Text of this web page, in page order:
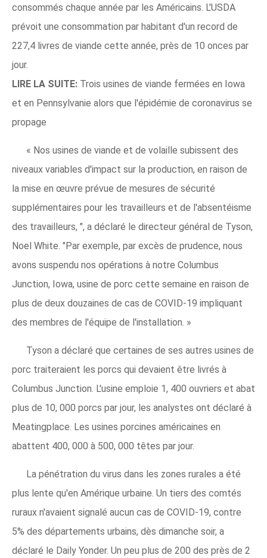
consommés chaque année par les Américains. L'USDA
prévoit une consommation par habitant d'un record de
227,4 livres de viande cette année, près de 10 onces par
jour.
LIRE LA SUITE: Trois usines de viande fermées en Iowa
et en Pennsylvanie alors que l'épidémie de coronavirus se
propage
« Nos usines de viande et de volaille subissent des
niveaux variables d'impact sur la production, en raison de
la mise en œuvre prévue de mesures de sécurité
supplémentaires pour les travailleurs et de l'absentéisme
des travailleurs, ", a déclaré le directeur général de Tyson,
Noel White. "Par exemple, par excès de prudence, nous
avons suspendu nos opérations à notre Columbus
Junction, Iowa, usine de porc cette semaine en raison de
plus de deux douzaines de cas de COVID-19 impliquant
des membres de l'équipe de l'installation. »
Tyson a déclaré que certaines de ses autres usines de
porc traiteraient les porcs qui devaient être livrés à
Columbus Junction. L'usine emploie 1, 400 ouvriers et abat
plus de 10, 000 porcs par jour, les analystes ont déclaré à
Meatingplace. Les usines porcines américaines en
abattent 400, 000 à 500, 000 têtes par jour.
La pénétration du virus dans les zones rurales a été
plus lente qu'en Amérique urbaine. Un tiers des comtés
ruraux n'avaient signalé aucun cas de COVID-19, contre
5% des départements urbains, dès dimanche soir, a
déclaré le Daily Yonder. Un peu plus de 200 des près de 2